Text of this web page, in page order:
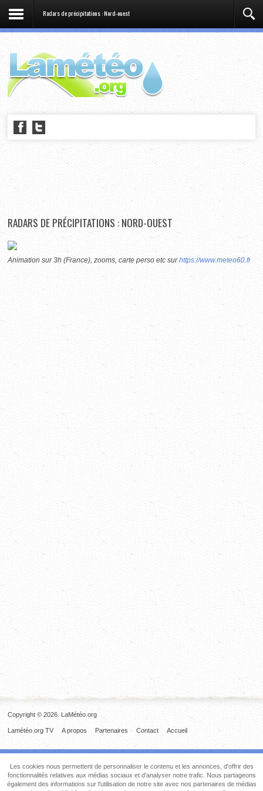
Radars de précipitations : Nord-ouest
RADARS DE PRÉCIPITATIONS : NORD-OUEST
Animation sur 3h (France), zooms, carte perso etc surhttps://www.meteo60.fr
Copyright © 2026. LaMétéo.org
Accueil
Contact
Partenaires
A propos
Lamétéo.org TV
Les cookies nous permettent de personnaliser le contenu et les annonces, d'offrir des
fonctionnalités relatives aux médias sociaux et d'analyser notre trafic. Nous partageons
également des informations sur l'utilisation de notre site avec nos partenaires de médias